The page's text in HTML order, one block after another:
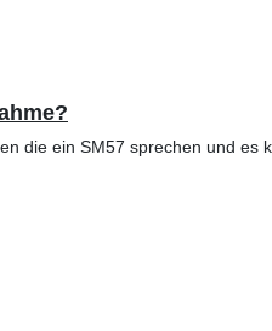
die ein SM57 sprechen und es